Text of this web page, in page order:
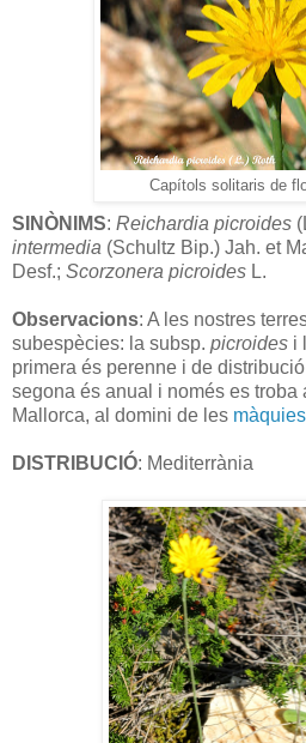
Capítols solitaris de
SINÒNIMS: Reichardia picroides
intermedia (Schultz Bip.) Jah. et
Desf.; Scorzonera picroides L.
Observacions: A les nostres
subespècies: la subsp. picroides i
primera és perenne i de
segona és anual i només es troba
Mallorca, al domini de les
DISTRIBUCIÓ: Mediterrània